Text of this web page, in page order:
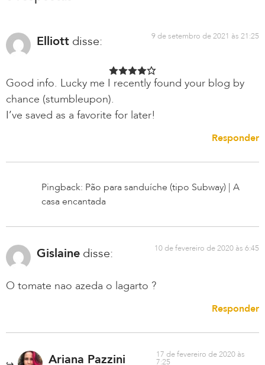
Elliott disse: 9 de setembro de 2021 às 21:25
Good info. Lucky me I recently found your blog by
chance (stumbleupon).
I’ve saved as a favorite for later!
Responder
Pingback: Pão para sanduíche (tipo Subway) | A
casa encantada
Gislaine disse: 10 de fevereiro de 2020 às 6:45
O tomate nao azeda o lagarto ?
Responder
Ariana Pazzini
17 de fevereiro de 2020 às
7:25